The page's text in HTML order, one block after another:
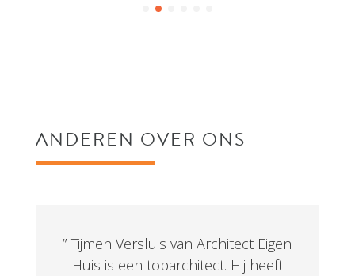
ANDEREN OVER ONS
” Tijmen Versluis van Architect Eigen
Huis is een toparchitect. Hij heeft